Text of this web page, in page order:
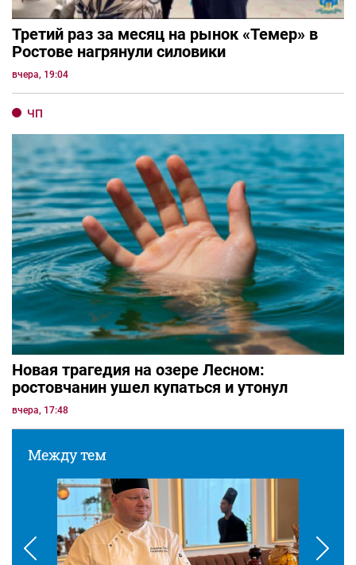
Третий раз за месяц на рынок «Темер» в
Ростове нагрянули силовики
вчера, 19:04
ЧП
Новая трагедия на озере Лесном:
ростовчанин ушел купаться и утонул
вчера, 17:48
Между тем